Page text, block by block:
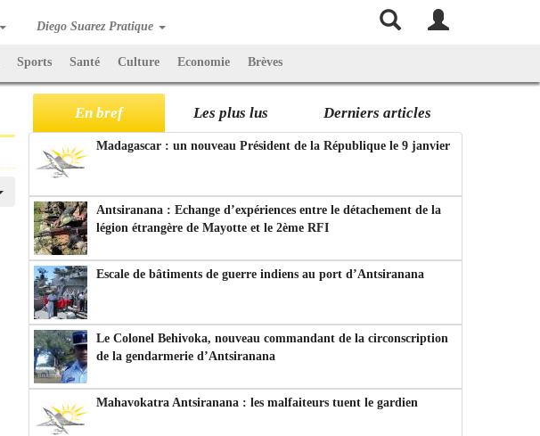
Diego Suarez Pratique
Sports Santé Culture Economie Brèves
En bref Les plus lus Derniers articles
Madagascar : un nouveau Président de la République le 9 janvier
Antsiranana : Echange d’expériences entre le détachement de la
légion étrangère de Mayotte et le 2ème RFI
Escale de bâtiments de guerre indiens au port d’Antsiranana
Le Colonel Behivoka, nouveau commandant de la circonscription
de la gendarmerie d’Antsiranana
Mahavokatra Antsiranana : les malfaiteurs tuent le gardien